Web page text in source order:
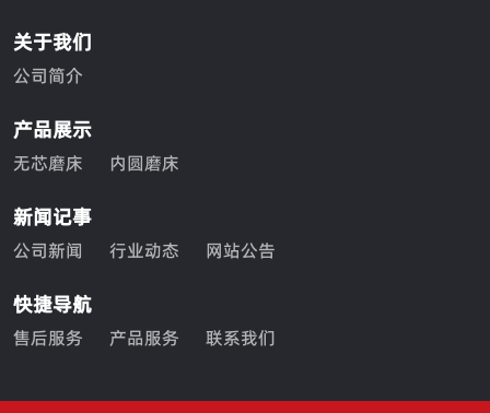
关于我们
公司简介
产品展示
无芯磨床 内圆磨床
新闻记事
公司新闻 行业动态 网站公告
快捷导航
售后服务 产品服务 联系我们